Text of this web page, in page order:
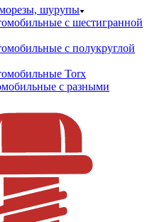
шурупы
с шестигранной
с полукруглой
Torx
с разными